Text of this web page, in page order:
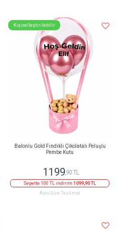
Kişiselleştirilebilir
Balonlu Gold Fındıklı Çikolatalı Peluşlu
Pembe Kutu
1199 ,90 TL
Sepette 100 TL indirim 1099,90 TL
Aynı Gün Teslimat